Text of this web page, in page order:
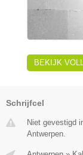
BEKIJK
Schrijfcel
Niet gevestigd
Antwerpen.